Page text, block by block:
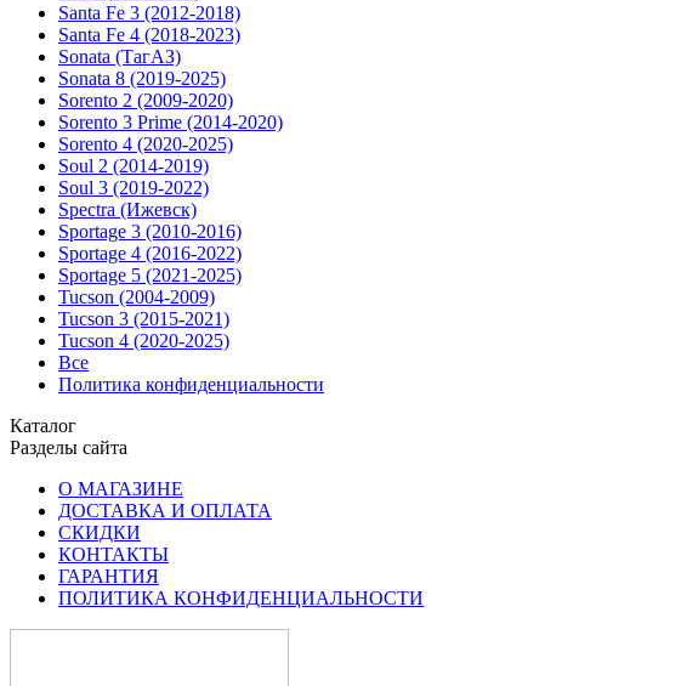
Santa Fe 3 (2012-2018)
Santa Fe 4 (2018-2023)
Sonata (ТагАЗ)
Sonata 8 (2019-2025)
Sorento 2 (2009-2020)
Sorento 3 Prime (2014-2020)
Sorento 4 (2020-2025)
Soul 2 (2014-2019)
Soul 3 (2019-2022)
Spectra (Ижевск)
Sportage 3 (2010-2016)
Sportage 4 (2016-2022)
Sportage 5 (2021-2025)
Tucson (2004-2009)
Tucson 3 (2015-2021)
Tucson 4 (2020-2025)
Все
Политика конфиденциальности
Каталог
Разделы сайта
О МАГАЗИНЕ
ДОСТАВКА И ОПЛАТА
СКИДКИ
КОНТАКТЫ
ГАРАНТИЯ
ПОЛИТИКА КОНФИДЕНЦИАЛЬНОСТИ